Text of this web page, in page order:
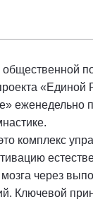
«Единой
еженедельно
комплекс
через
Ключевой